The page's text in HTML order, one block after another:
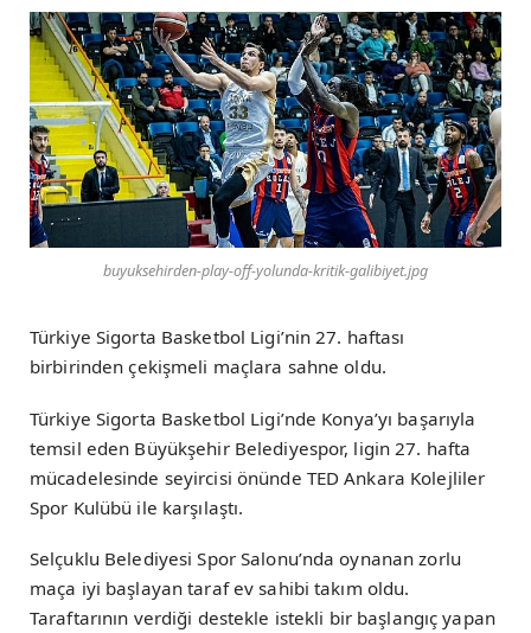
buyuksehirden-play-off-yolunda-kritik-galibiyet.jpg
Türkiye Sigorta Basketbol Ligi’nin 27. haftası
birbirinden çekişmeli maçlara sahne oldu.
Türkiye Sigorta Basketbol Ligi’nde Konya’yı başarıyla
temsil eden Büyükşehir Belediyespor, ligin 27. hafta
mücadelesinde seyircisi önünde TED Ankara Kolejliler
Spor Kulübü ile karşılaştı.
Selçuklu Belediyesi Spor Salonu’nda oynanan zorlu
maça iyi başlayan taraf ev sahibi takım oldu.
Taraftarının verdiği destekle istekli bir başlangıç yapan